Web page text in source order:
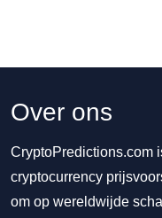
Over ons
CryptoPredictions.com
cryptocurrency
om op wereldwijde